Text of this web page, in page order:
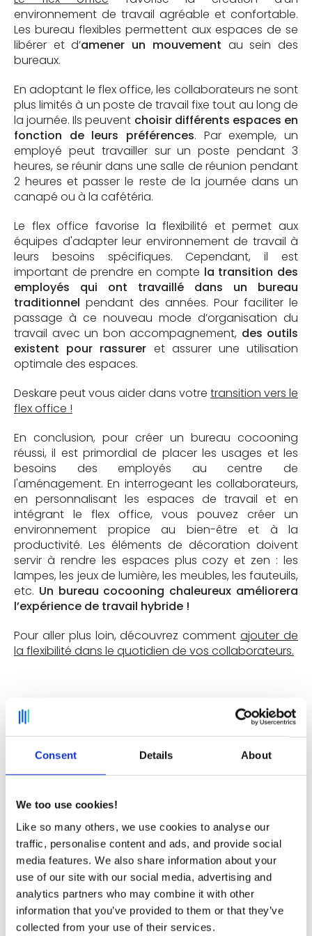
Consent Details About
We too use cookies!
Like so many others, we use cookies to analyse our
traffic, personalise content and ads, and provide social
media features. We also share information about your
use of our site with our social media, advertising and
analytics partners who may combine it with other
information that you’ve provided to them or that they’ve
collected from your use of their services.
environnement de travail agréable et confortable.
Les bureau flexibles permettent aux espaces de se
libérer et d’amener un mouvement au sein des
bureaux.
En adoptant le flex office, les collaborateurs ne sont
plus limités à un poste de travail fixe tout au long de
la journée. Ils peuvent choisir différents espaces en
fonction de leurs préférences. Par exemple, un
employé peut travailler sur un poste pendant 3
heures, se réunir dans une salle de réunion pendant
2 heures et passer le reste de la journée dans un
canapé ou à la cafétéria.
Le flex office favorise la flexibilité et permet aux
équipes d'adapter leur environnement de travail à
leurs besoins spécifiques. Cependant, il est
important de prendre en compte la transition des
employés qui ont travaillé dans un bureau
traditionnel pendant des années. Pour faciliter le
passage à ce nouveau mode d’organisation du
travail avec un bon accompagnement, des outils
existent pour rassurer et assurer une utilisation
optimale des espaces.
Deskare peut vous aider dans votre transition vers le
flex office !
En conclusion, pour créer un bureau cocooning
réussi, il est primordial de placer les usages et les
besoins des employés au centre de
l'aménagement. En interrogeant les collaborateurs,
en personnalisant les espaces de travail et en
intégrant le flex office, vous pouvez créer un
environnement propice au bien-être et à la
productivité. Les éléments de décoration doivent
servir à rendre les espaces plus cozy et zen : les
lampes, les jeux de lumière, les meubles, les fauteuils,
etc. Un bureau cocooning chaleureux améliorera
l’expérience de travail hybride !
Pour aller plus loin, découvrez commentajouter de
la flexibilité dans le quotidien de vos collaborateurs.
FAQ : Les réponses aux questions
fréquemment posées sur le
bureau cocooning
Comment créer une ambiance
chaleureuse dans un bureau ?
L’utilisation de matériaux naturels tels que le bois, de
couleurs de style minimaliste comme le blanc,
d’éléments de décoration et une touche de design
(mobilier, tapis, coussins, lampes, déco murale,